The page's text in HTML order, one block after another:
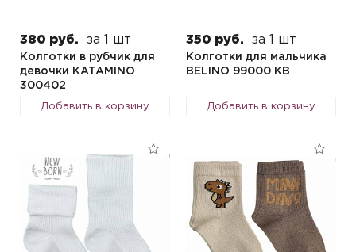
380 руб. за 1 шт
Колготки в рубчик для
девочки KATAMINO
300402
Добавить в корзину
350 руб. за 1 шт
Колготки для мальчика
BELINO 99000 KB
Добавить в корзину